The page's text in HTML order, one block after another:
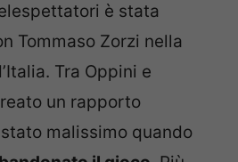
è stata
Tommaso Zorzi nella
Tra Oppini e
un rapporto
malissimo quando